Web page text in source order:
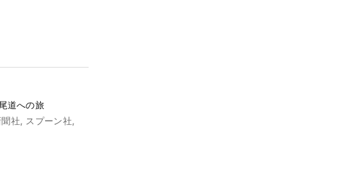
道への旅
社, スプーン社,